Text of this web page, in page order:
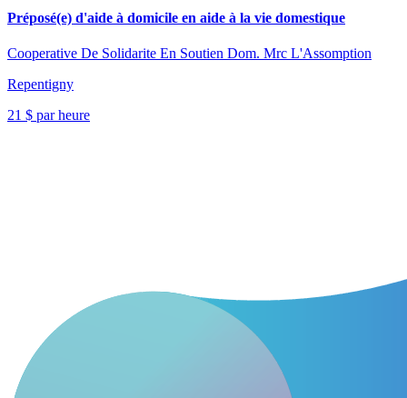
Préposé(e) d'aide à domicile en aide à la vie domestique
Cooperative De Solidarite En Soutien Dom. Mrc L'Assomption
Repentigny
21 $ par heure